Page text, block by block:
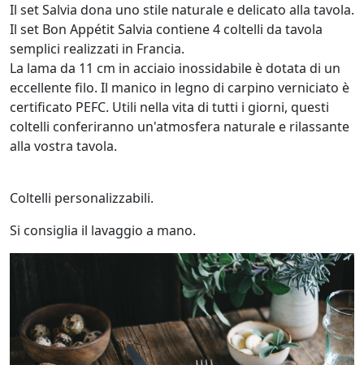
Il set Salvia dona uno stile naturale e delicato alla tavola.
Il set Bon Appétit Salvia contiene 4 coltelli da tavola
semplici realizzati in Francia.
La lama da 11 cm in acciaio inossidabile è dotata di un
eccellente filo. Il manico in legno di carpino verniciato è
certificato PEFC. Utili nella vita di tutti i giorni, questi
coltelli conferiranno un'atmosfera naturale e rilassante
alla vostra tavola.
Coltelli personalizzabili.
Si consiglia il lavaggio a mano.